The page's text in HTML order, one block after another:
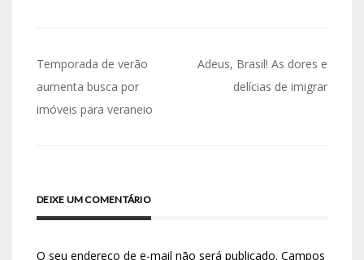
Temporada de verão
aumenta busca por
imóveis para veraneio
Adeus, Brasil! As dores e
delícias de imigrar
DEIXE UM COMENTÁRIO
O seu endereço de e-mail não será publicado. Campos